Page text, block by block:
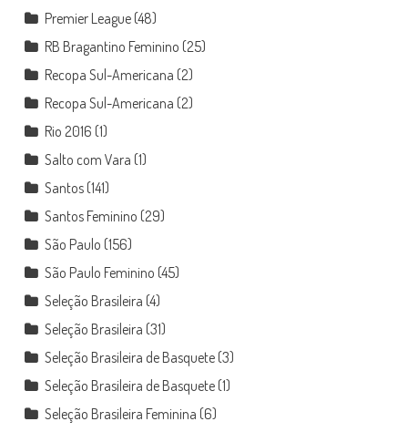
Premier League(48)
RB Bragantino Feminino (25)
Recopa Sul-Americana (2)
Recopa Sul-Americana (2)
Rio 2016 (1)
Salto com Vara (1)
Santos(141)
Santos Feminino (29)
São Paulo (156)
São Paulo Feminino (45)
Seleção Brasileira (4)
Seleção Brasileira (31)
Seleção Brasileira de Basquete(3)
Seleção Brasileira de Basquete(1)
Seleção Brasileira Feminina (6)